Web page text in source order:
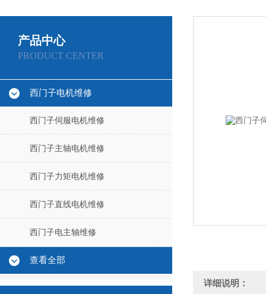
产品中心
PRODUCT CENTER
西门子电机维修
西门子伺服电机维修
西门子主轴电机维修
西门子力矩电机维修
西门子直线电机维修
西门子电主轴维修
查看全部
详细说明：